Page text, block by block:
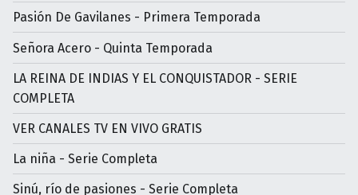
Pasión De Gavilanes - Primera Temporada
Señora Acero - Quinta Temporada
LA REINA DE INDIAS Y EL CONQUISTADOR - SERIE
COMPLETA
VER CANALES TV EN VIVO GRATIS
La niña - Serie Completa
Sinú, río de pasiones - Serie Completa